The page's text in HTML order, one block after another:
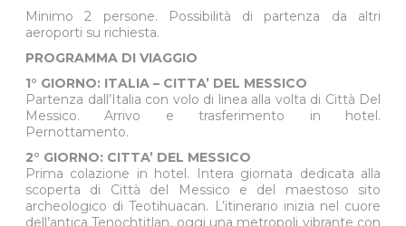
Minimo 2 persone. Possibilità di partenza da altri
aeroporti su richiesta.
PROGRAMMA DI VIAGGIO
1° GIORNO: ITALIA – CITTA’ DEL MESSICO
Partenza dall’Italia con volo di linea alla volta di Città Del
Messico. Arrivo e trasferimento in hotel.
Pernottamento.
2° GIORNO: CITTA’ DEL MESSICO
Prima colazione in hotel. Intera giornata dedicata alla
scoperta di Città del Messico e del maestoso sito
archeologico di Teotihuacan. L’itinerario inizia nel cuore
dell’antica Tenochtitlan, oggi una metropoli vibrante con